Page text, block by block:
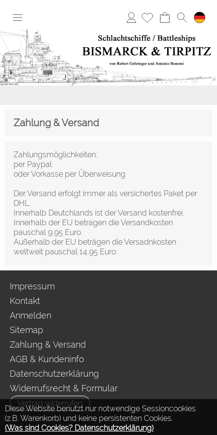
Diese Website benutzt nur notwendige Sessioncookies
(z.B. Warenkorb) und keine persistenten Cookies.
(Was sind Cookies? Datenschutzerklärung) .
Anmelden
Zahlung & Versand
Zahlungsmöglichkeiten:
per Paypal
oder Vorkasse per Überweisung
Der Versand erfolgt immer als versichertes Paket per
DHL.
Innerhalb Deutchlands ist der Versand kostenfrei.
Innerhalb der EU betragen die Versandkosten
pauschal 9,95 Euro.
Außerhalb der EU beträgen die Versadnkosten
weltweit pauschal 14,95 Euro.
Impressum
Kontakt
Anmelden
Sitemap
Zahlung & Versand
AGB & Kundeninfo
Datenschutzerklärung
Widerrufsrecht & Formular
Vertrag widerrufen